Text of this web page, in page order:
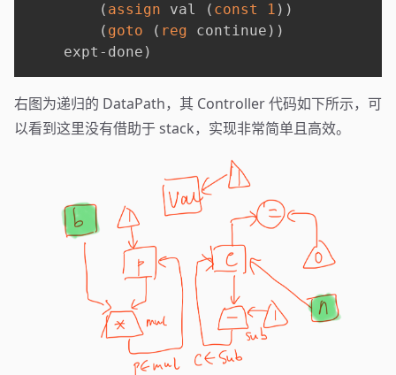
( assign val ( const 1 ) )
( goto ( reg continue ) )
    expt-done
)
右图为递归的 DataPath，其 Controller 代码如下所示，可
以看到这里没有借助于 stack，实现非常简单且高效。